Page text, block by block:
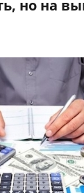
но на